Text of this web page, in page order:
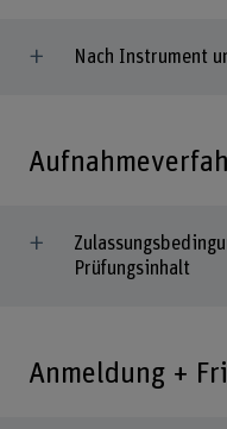
Nach Instrument
Prüfungsinhalt
Anmeldung +